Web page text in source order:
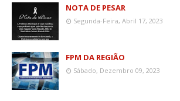
NOTA DE PESAR
Segunda-Feira, Abril 17, 2023
FPM DA REGIÃO
Sábado, Dezembro 09, 2023